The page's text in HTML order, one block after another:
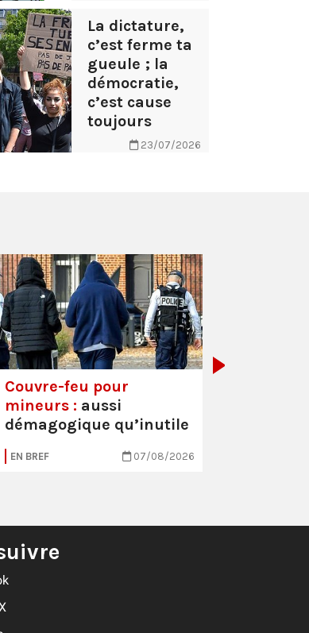
La dictature,
c’est ferme ta
gueule ; la
démocratie,
c’est cause
toujours
23/07/2026
Couvre-feu pour
mineurs : aussi
démagogique qu’inutile
EN BREF 07/08/2026